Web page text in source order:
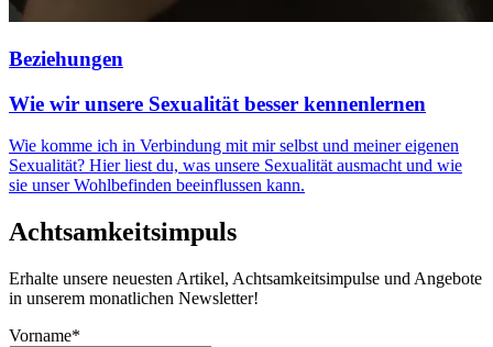
Beziehungen
Wie wir unsere Sexualität besser kennenlernen
Wie komme ich in Verbindung mit mir selbst und meiner eigenen
Sexualität? Hier liest du, was unsere Sexualität ausmacht und wie
sie unser Wohlbefinden beeinflussen kann.
Achtsamkeitsimpuls
Erhalte unsere neuesten Artikel, Achtsamkeitsimpulse und Angebote
in unserem monatlichen Newsletter!
Vorname*